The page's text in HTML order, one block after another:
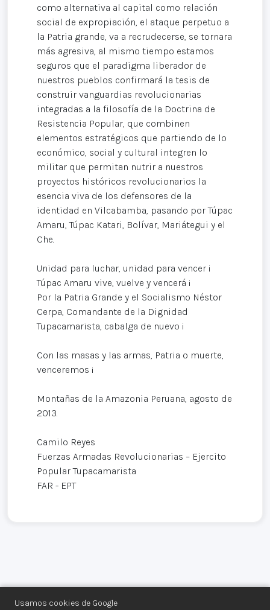
Usamos cookies de Google
como alternativa al capital como relación
social de expropiación, el ataque perpetuo a
la Patria grande, va a recrudecerse, se tornara
más agresiva, al mismo tiempo estamos
seguros que el paradigma liberador de
nuestros pueblos confirmará la tesis de
construir vanguardias revolucionarias
integradas a la filosofía de la Doctrina de
Resistencia Popular, que combinen
elementos estratégicos que partiendo de lo
económico, social y cultural integren lo
militar que permitan nutrir a nuestros
proyectos históricos revolucionarios la
esencia viva de los defensores de la
identidad en Vilcabamba, pasando por Túpac
Amaru, Túpac Katari, Bolívar, Mariátegui y el
Che.
Unidad para luchar, unidad para vencer ¡
Túpac Amaru vive, vuelve y vencerá ¡
Por la Patria Grande y el Socialismo Néstor
Cerpa, Comandante de la Dignidad
Tupacamarista, cabalga de nuevo ¡
Con las masas y las armas, Patria o muerte,
venceremos ¡
Montañas de la Amazonia Peruana, agosto de
2013.
Camilo Reyes
Fuerzas Armadas Revolucionarias – Ejercito
Popular Tupacamarista
FAR - EPT